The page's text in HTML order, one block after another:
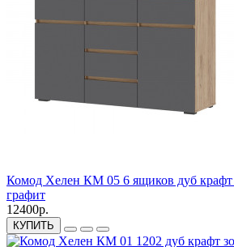
Комод Хелен КМ 05 6 ящиков дуб крафт
графит
12400р.
КУПИТЬ